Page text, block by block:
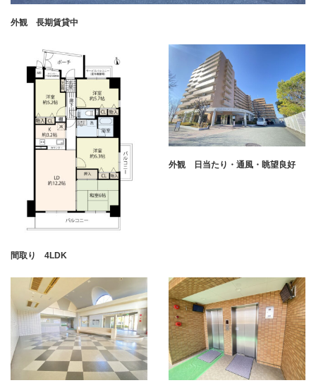
外観 長期賃貸中
間取り 4LDK
外観 日当たり・通風・眺望良好